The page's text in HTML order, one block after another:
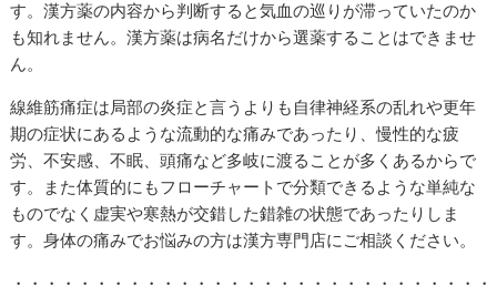
す。漢方薬の内容から判断すると気血の巡りが滞っていたのか
も知れません。漢方薬は病名だけから選薬することはできませ
ん。
線維筋痛症は局部の炎症と言うよりも自律神経系の乱れや更年
期の症状にあるような流動的な痛みであったり、慢性的な疲
労、不安感、不眠、頭痛など多岐に渡ることが多くあるからで
す。また体質的にもフローチャートで分類できるような単純な
ものでなく虚実や寒熱が交錯した錯雑の状態であったりしま
す。身体の痛みでお悩みの方は漢方専門店にご相談ください。
・・・・・・・・・・・・・・・・・・・・・・・・・・・・